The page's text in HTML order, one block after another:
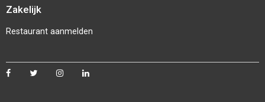
Zakelijk
Restaurant aanmelden